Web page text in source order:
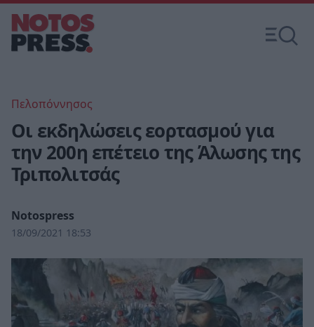
Πελοπόννησος
Οι εκδηλώσεις εορτασμού για
την 200η επέτειο της Άλωσης της
Τριπολιτσάς
Notospress
18/09/2021 18:53